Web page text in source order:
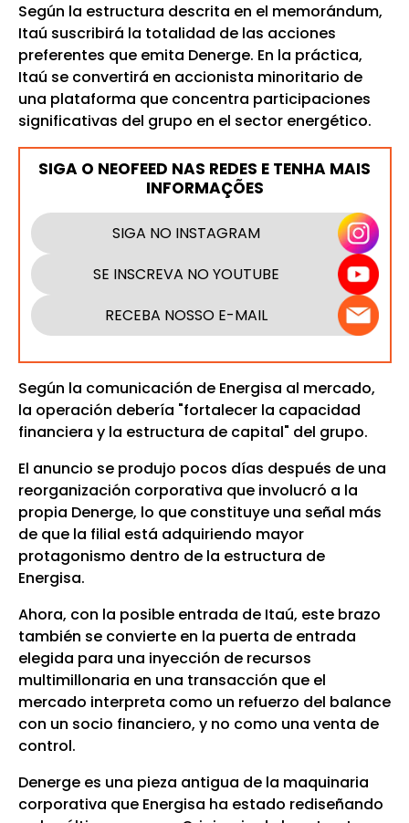
Según la estructura descrita en el memorándum,
Itaú suscribirá la totalidad de las acciones
preferentes que emita Denerge. En la práctica,
Itaú se convertirá en accionista minoritario de
una plataforma que concentra participaciones
significativas del grupo en el sector energético.
SIGA O NEOFEED NAS REDES E TENHA MAIS
INFORMAÇÕES
SIGA NO INSTAGRAM
SE INSCREVA NO YOUTUBE
RECEBA NOSSO E-MAIL
Según la comunicación de Energisa al mercado,
la operación debería "fortalecer la capacidad
financiera y la estructura de capital" del grupo.
El anuncio se produjo pocos días después de una
reorganización corporativa que involucró a la
propia Denerge, lo que constituye una señal más
de que la filial está adquiriendo mayor
protagonismo dentro de la estructura de
Energisa.
Ahora, con la posible entrada de Itaú, este brazo
también se convierte en la puerta de entrada
elegida para una inyección de recursos
multimillonaria en una transacción que el
mercado interpreta como un refuerzo del balance
con un socio financiero, y no como una venta de
control.
Denerge es una pieza antigua de la maquinaria
corporativa que Energisa ha estado rediseñando